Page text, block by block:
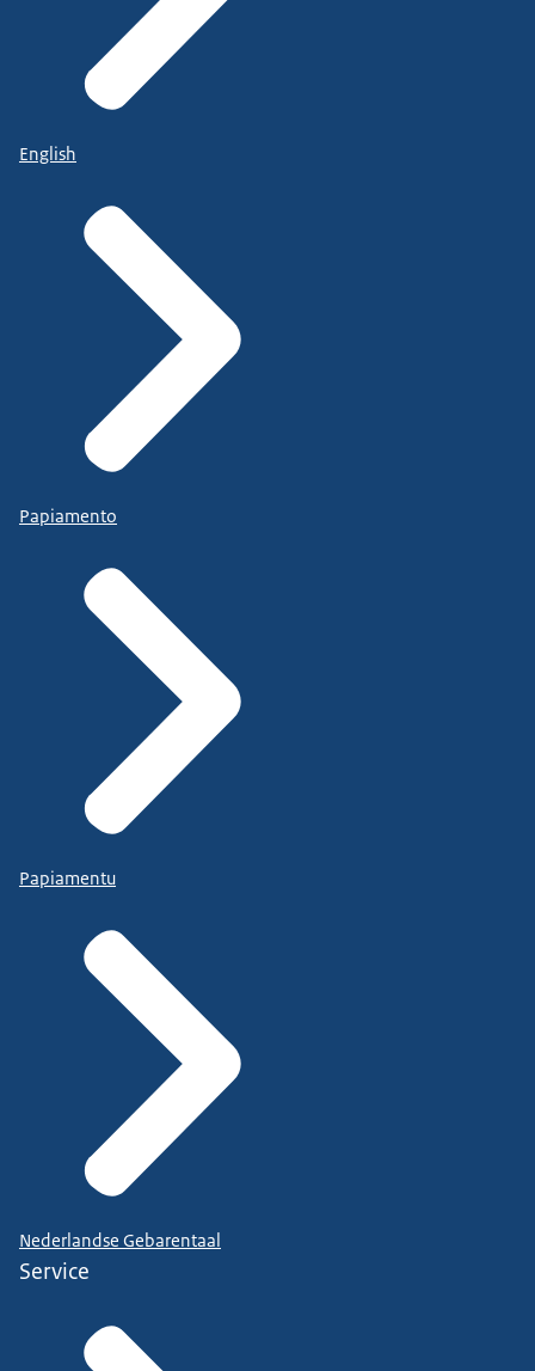
English
Papiamento
Papiamentu
Nederlandse Gebarentaal
Service